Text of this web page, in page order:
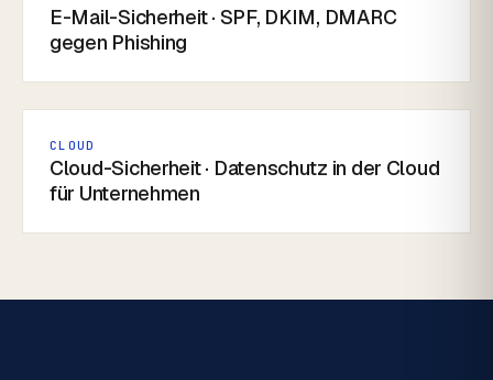
E-Mail-Sicherheit · SPF, DKIM, DMARC
gegen Phishing
CLOUD
Cloud-Sicherheit · Datenschutz in der Cloud
für Unternehmen